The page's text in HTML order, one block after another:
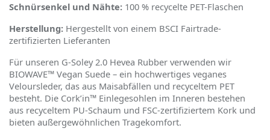
Schnürsenkel und Nähte: 100 % recycelte PET-Flaschen
Herstellung: Hergestellt von einem BSCI Fairtrade-
zertifizierten Lieferanten
Für unseren G-Soley 2.0 Hevea Rubber verwenden wir
BIOWAVE™ Vegan Suede – ein hochwertiges veganes
Veloursleder, das aus Maisabfällen und recyceltem PET
besteht. Die Cork’in™ Einlegesohlen im Inneren bestehen
aus recyceltem PU-Schaum und FSC-zertifiziertem Kork und
bieten außergewöhnlichen Tragekomfort.